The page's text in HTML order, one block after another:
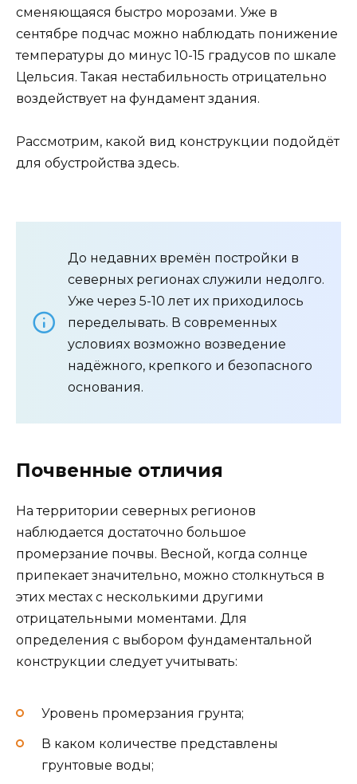
сменяющаяся быстро морозами. Уже в
сентябре подчас можно наблюдать понижение
температуры до минус 10-15 градусов по шкале
Цельсия. Такая нестабильность отрицательно
воздействует на фундамент здания.
Рассмотрим, какой вид конструкции подойдёт
для обустройства здесь.
До недавних времён постройки в
северных регионах служили недолго.
Уже через 5-10 лет их приходилось
переделывать. В современных
условиях возможно возведение
надёжного, крепкого и безопасного
основания.
Почвенные отличия
На территории северных регионов
наблюдается достаточно большое
промерзание почвы. Весной, когда солнце
припекает значительно, можно столкнуться в
этих местах с несколькими другими
отрицательными моментами. Для
определения с выбором фундаментальной
конструкции следует учитывать:
Уровень промерзания грунта;
В каком количестве представлены
грунтовые воды;